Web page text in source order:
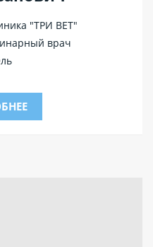
"ТРИ ВЕТ"
врач